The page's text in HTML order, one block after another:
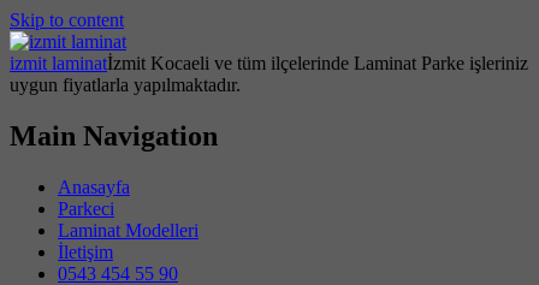
Skip to content
izmit laminatİzmit Kocaeli ve tüm ilçelerinde Laminat Parke işleriniz
uygun fiyatlarla yapılmaktadır.
Main Navigation
Anasayfa
Parkeci
Laminat Modelleri
İletişim
0543 454 55 90